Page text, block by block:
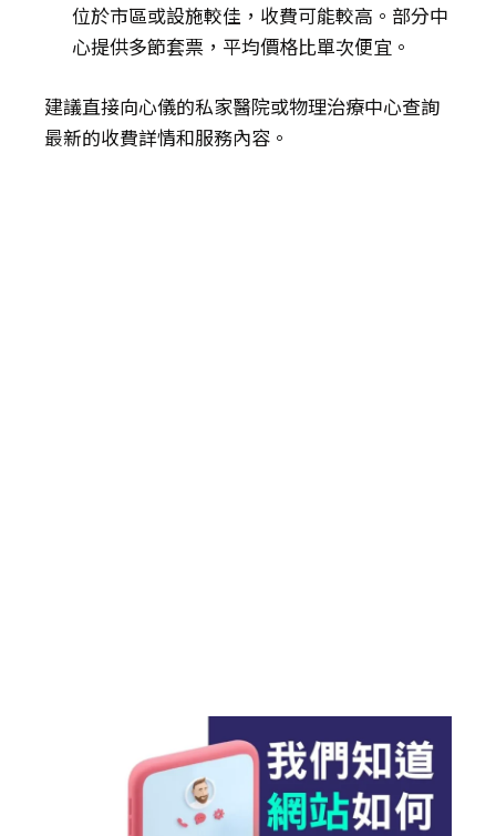
位於市區或設施較佳，收費可能較高。部分中
心提供多節套票，平均價格比單次便宜。
建議直接向心儀的私家醫院或物理治療中心查詢
最新的收費詳情和服務內容。